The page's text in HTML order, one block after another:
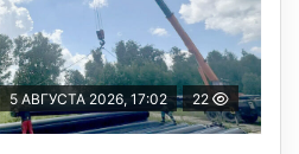
5 АВГУСТА 2026, 17:02 22